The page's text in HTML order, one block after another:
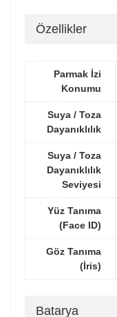
Özellikler
Parmak İzi
Konumu
Suya / Toza
Dayanıklılık
Suya / Toza
Dayanıklılık
Seviyesi
Yüz Tanıma
(Face ID)
Göz Tanıma
(İris)
Batarya